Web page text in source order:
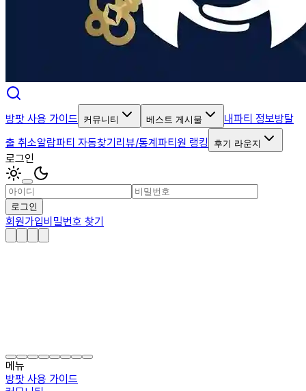
방팟 사용 가이드 커뮤니티 베스트 게시물 내파티 정보방탈
출 취소알람파티 자동찾기리뷰/통계파티원 랭킹 후기 라운지
로그인
로그인
회원가입비밀번호 찾기
메뉴
방팟 사용 가이드